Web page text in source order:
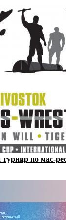
по мас-